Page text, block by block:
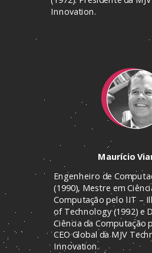
Innovation.
Maurício
Engenheiro de
(1990), Mestre em
Computação pelo IIT –
of Technology (1992) e
Ciência da Computação
CEO Global da MJV
Innovation.